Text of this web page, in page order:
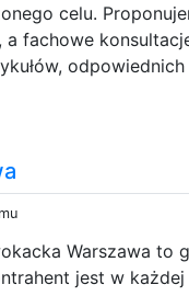
celu.
a fachowe
Warszawa to
jest w każdej